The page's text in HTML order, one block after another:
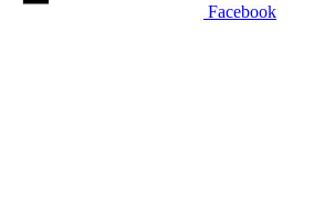
Facebook